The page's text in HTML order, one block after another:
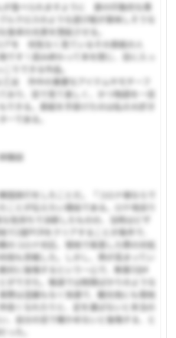
が食べられますように 扉の印象的な黄
ルクロスのような遊び紙が美味しそうな
食卓の光景を想起させる。
アを 何気なく見ているその表紙の人
です！読み終わって本を閉じ、目に入っ
こりできる作品。
乙女 作中の重要なアイテムやモチーフ
おり、目で見て楽しく、かつ物語を一目
できる。表紙を手掛けたのは私の大好き
ーである。
験談
国旅行をしたことだ。「コロナ禍ならで
ことが伝えたい理由である。ロケ地巡り
な気持ちで決断したものの、当時はビザ
で2度PCRをクリアすることが条件で、
のコロナ対応、現地で罹患した際の対処
倍も苦戦した。しかし、熱が高まってい
対に後悔するという一心で、無事3泊4
ができた。報道では制限ばかりのような
際は混雑もなく快適で、観光地にも現地
良くなれたりと、足を運ばないと本当の
、自分の目で確かめないと後悔する、と
った。